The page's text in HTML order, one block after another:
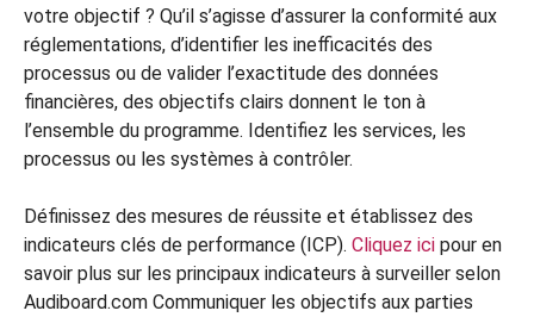
votre objectif ? Qu’il s’agisse d’assurer la conformité aux
réglementations, d’identifier les inefficacités des
processus ou de valider l’exactitude des données
financières, des objectifs clairs donnent le ton à
l’ensemble du programme. Identifiez les services, les
processus ou les systèmes à contrôler.
Définissez des mesures de réussite et établissez des
indicateurs clés de performance (ICP). Cliquez ici pour en
savoir plus sur les principaux indicateurs à surveiller selon
Audiboard.com Communiquer les objectifs aux parties